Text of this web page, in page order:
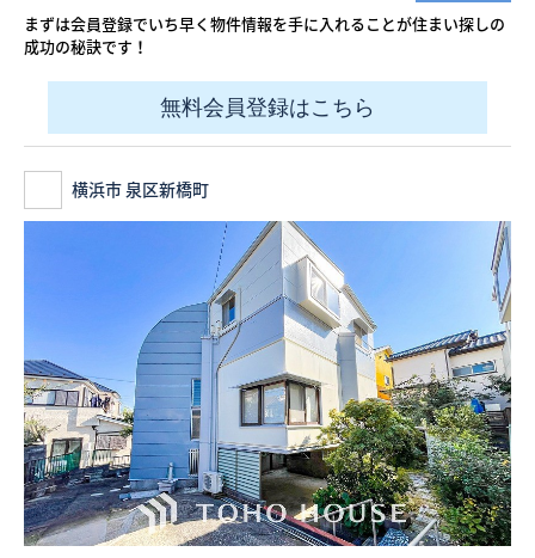
まずは会員登録でいち早く物件情報を手に入れることが住まい探しの
成功の秘訣です！
無料会員登録はこちら
横浜市 泉区新橋町